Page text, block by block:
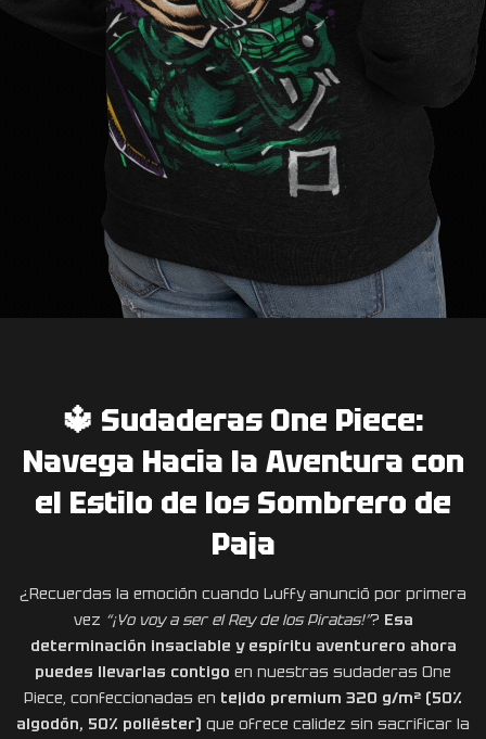
🔱 Sudaderas One Piece:
Navega Hacia la Aventura con
el Estilo de los Sombrero de
Paja
¿Recuerdas la emoción cuando Luffy anunció por primera
vez “¡Yo voy a ser el Rey de los Piratas!”? Esa
determinación insaciable y espíritu aventurero ahora
puedes llevarlas contigo en nuestras sudaderas One
Piece, confeccionadas en tejido premium 320 g/m² (50%
algodón, 50% poliéster) que ofrece calidez sin sacrificar la